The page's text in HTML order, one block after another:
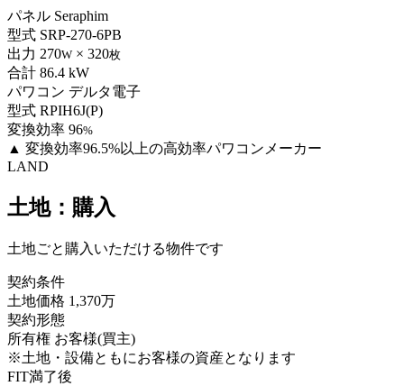
パネル Seraphim
型式 SRP-270-6PB
出力 270W × 320枚
合計 86.4 kW
パワコン デルタ電子
型式 RPIH6J(P)
変換効率 96%
▲ 変換効率96.5%以上の高効率パワコンメーカー
LAND
土地：購入
土地ごと購入いただける物件です
契約条件
土地価格 1,370万
契約形態
所有権 お客様(買主)
※土地・設備ともにお客様の資産となります
FIT満了後